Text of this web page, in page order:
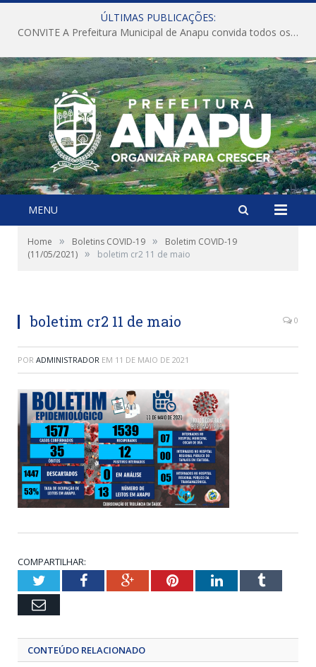
ÚLTIMAS PUBLICAÇÕES:
CONVITE A Prefeitura Municipal de Anapu convida todos os servidores públicos municipais para participarem da Audiência Pública de discussão da Lei de Diretrizes Orçamentárias (LDO), importante instrumento de planejamento das ações e investimentos da Administração Pública para o próximo exercício financeiro.
MENU
Home » Boletins COVID-19 »
Boletim COVID-19
(11/05/2021) » boletim cr2 11 de maio
boletim cr2 11 de maio 0
POR ADMINISTRADOR EM 11 DE MAIO DE 2021
COMPARTILHAR:
TwitterFacebookGoogle+PinterestLinkedInTumblr
Email
CONTEÚDO RELACIONADO